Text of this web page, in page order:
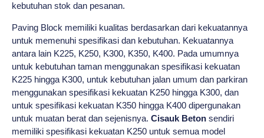
kebutuhan stok dan pesanan.
Paving Block memiliki kualitas berdasarkan dari kekuatannya
untuk memenuhi spesifikasi dan kebutuhan. Kekuatannya
antara lain K225, K250, K300, K350, K400. Pada umumnya
untuk kebutuhan taman menggunakan spesifikasi kekuatan
K225 hingga K300, untuk kebutuhan jalan umum dan parkiran
menggunakan spesifikasi kekuatan K250 hingga K300, dan
untuk spesifikasi kekuatan K350 hingga K400 dipergunakan
untuk muatan berat dan sejenisnya. Cisauk Beton sendiri
memiliki spesifikasi kekuatan K250 untuk semua model